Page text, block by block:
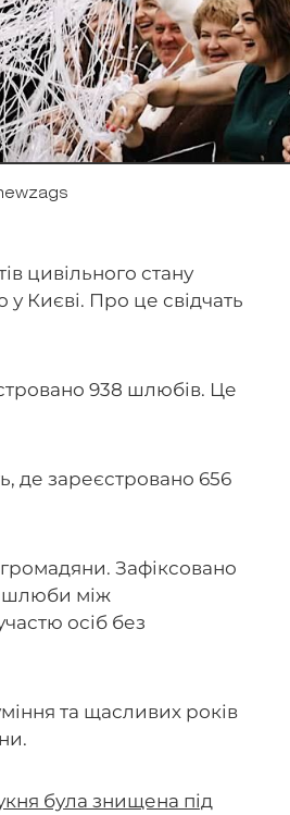
цивільного стану
Києві. Про це свідчать
938 шлюбів. Це
де зареєстровано 656
Зафіксовано
шлюби між
осіб без
та щасливих років
була знищена під